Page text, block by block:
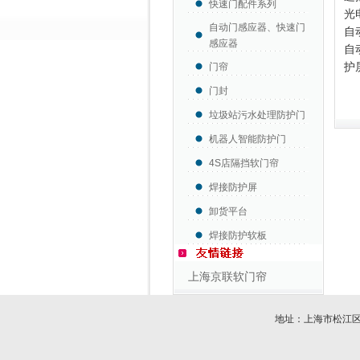
快速门配件系列
自动门感应器、快速门
感应器
门帘
门封
垃圾站污水处理防护门
机器人智能防护门
4S店隔挡软门帘
焊接防护屏
卸货平台
焊接防护软板
上海京联软门帘
光
自
自
护
地址：上海市松江